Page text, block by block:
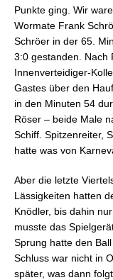
Punkte ging. Wir
Wormate Frank
Schröer in der 65.
3:0 gestanden. Nach
Innenverteidiger-
Gastes über den
in den Minuten 54
Röser – beide Male
Schiff. Spitzenreiter,
hatte was von
Aber die letzte
Lässigkeiten hatten
Knödler, bis dahin
musste das
Sprung hatte den
Schluss war nicht in
später, was dann